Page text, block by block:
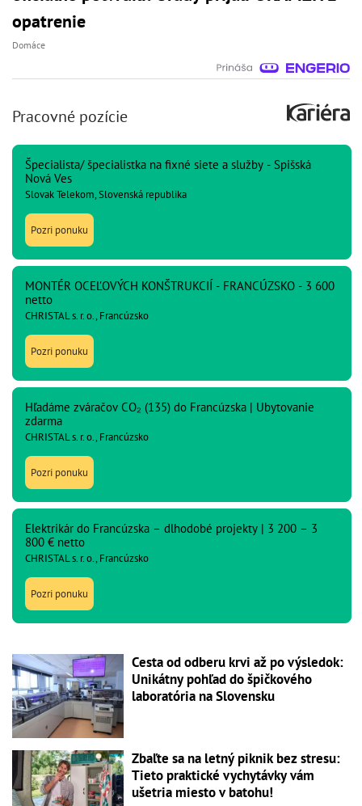
opatrenie
Domáce
Pracovné pozície
Špecialista/ špecialistka na fixné siete a služby - Spišská
Nová Ves
Slovak Telekom, Slovenská republika
Pozri ponuku
MONTÉR OCEĽOVÝCH KONŠTRUKCIÍ - FRANCÚZSKO - 3 600
netto
CHRISTAL s. r. o., Francúzsko
Pozri ponuku
Hľadáme zváračov CO₂ (135) do Francúzska | Ubytovanie
zdarma
CHRISTAL s. r. o., Francúzsko
Pozri ponuku
Elektrikár do Francúzska – dlhodobé projekty | 3 200 – 3
800 € netto
CHRISTAL s. r. o., Francúzsko
Pozri ponuku
Cesta od odberu krvi až po výsledok:
Unikátny pohľad do špičkového
laboratória na Slovensku
Zbaľte sa na letný piknik bez stresu:
Tieto praktické vychytávky vám
ušetria miesto v batohu!